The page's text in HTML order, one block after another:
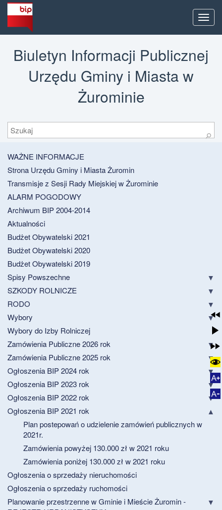
Menu
Biuletyn Informacji Publicznej
Urzędu Gminy i Miasta w
Żurominie
Szukaj
⚲
WAŻNE INFORMACJE
Strona Urzędu Gminy i Miasta Żuromin
Transmisje z Sesji Rady Miejskiej w Żurominie
ALARM POGODOWY
Archiwum BIP 2004-2014
Aktualności
Budżet Obywatelski 2021
Budżet Obywatelski 2020
Budżet Obywatelski 2019
Spisy Powszechne
SZKODY ROLNICZE
RODO
Wybory
Wybory do Izby Rolniczej
Zamówienia Publiczne 2026 rok
Zamówienia Publiczne 2025 rok
Ogłoszenia BIP 2024 rok
Ogłoszenia BIP 2023 rok
Ogłoszenia BIP 2022 rok
Ogłoszenia BIP 2021 rok
Plan postepowań o udzielenie zamówień publicznych w
2021r.
Zamówienia powyżej 130.000 zł w 2021 roku
Zamówienia poniżej 130.000 zł w 2021 roku
Ogłoszenia o sprzedaży nieruchomości
Ogłoszenia o sprzedaży ruchomości
Planowanie przestrzenne w Gminie i Mieście Żuromin -